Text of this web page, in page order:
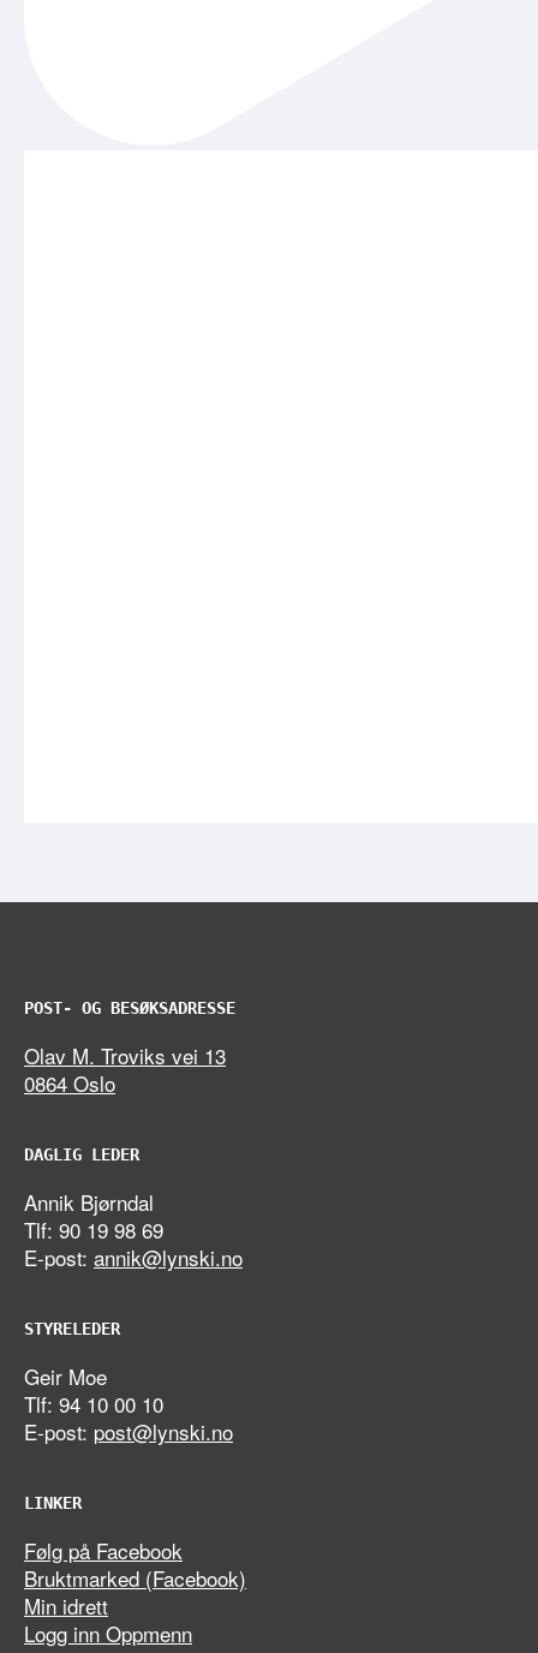
POST- OG BESØKSADRESSE
Olav M. Troviks vei 13
0864 Oslo
DAGLIG LEDER
Annik Bjørndal
Tlf: 90 19 98 69
E-post: annik@lynski.no
STYRELEDER
Geir Moe
Tlf: 94 10 00 10
E-post: post@lynski.no
LINKER
Følg på Facebook
Bruktmarked (Facebook)
Min idrett
Logg inn Oppmenn